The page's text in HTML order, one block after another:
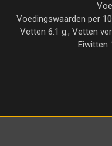
Voedingswaarden per
Vetten 6.1 g., Vetten
Eiwitten